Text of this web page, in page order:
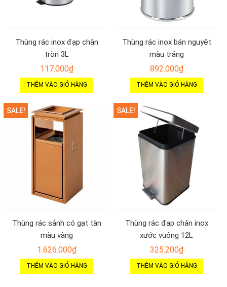
Thùng rác inox đạp chân
tròn 3L
117.000₫
THÊM VÀO GIỎ HÀNG
Thùng rác inox bán nguyệt
màu trắng
892.000₫
THÊM VÀO GIỎ HÀNG
SALE!
Thùng rác sảnh có gạt tàn
màu vàng
1.626.000₫
THÊM VÀO GIỎ HÀNG
SALE!
Thùng rác đạp chân inox
xước vuông 12L
325.200₫
THÊM VÀO GIỎ HÀNG